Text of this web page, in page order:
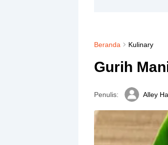
Beranda Kulinary
Gurih
Penulis: Alley